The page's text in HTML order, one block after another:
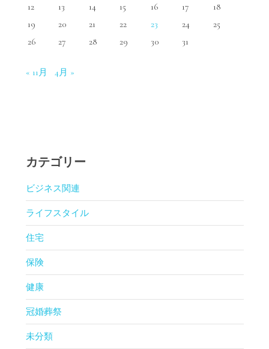
12
13 14 15 16 17
18
19
20 21 22 23 24
25
26
27 28 29 30 31
« 11月 4月 »
カテゴリー
ビジネス関連
ライフスタイル
住宅
保険
健康
冠婚葬祭
未分類